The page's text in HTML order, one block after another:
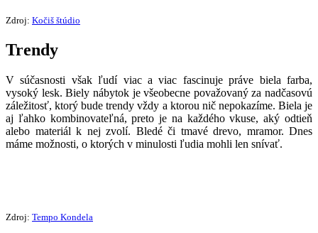
Zdroj: Kočiš štúdio
Trendy
V súčasnosti však ľudí viac a viac fascinuje práve biela farba,
vysoký lesk. Biely nábytok je všeobecne považovaný za nadčasovú
záležitosť, ktorý bude trendy vždy a ktorou nič nepokazíme. Biela je
aj ľahko kombinovateľná, preto je na každého vkuse, aký odtieň
alebo materiál k nej zvolí. Bledé či tmavé drevo, mramor. Dnes
máme možnosti, o ktorých v minulosti ľudia mohli len snívať.
Zdroj: Tempo Kondela